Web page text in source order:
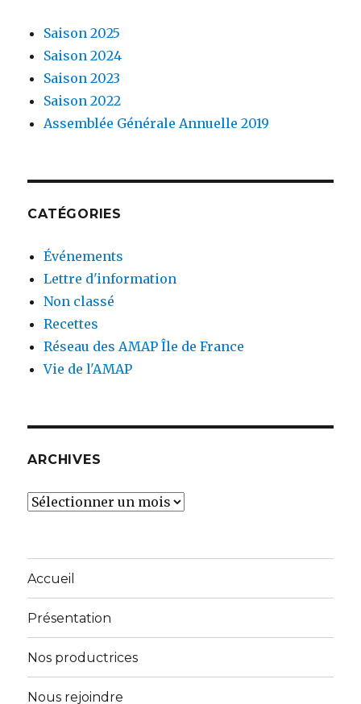
Saison 2025
Saison 2024
Saison 2023
Saison 2022
Assemblée Générale Annuelle 2019
CATÉGORIES
Événements
Lettre d'information
Non classé
Recettes
Réseau des AMAP Île de France
Vie de l'AMAP
ARCHIVES
Archives
Accueil
Présentation
Nos productrices
Nous rejoindre